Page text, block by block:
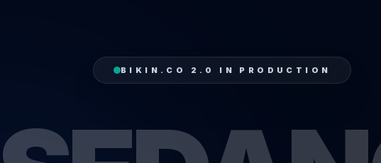
BIKIN.CO 2.0 IN PRODUCTION